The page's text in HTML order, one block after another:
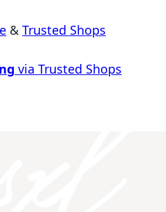
& Trusted Shops
via Trusted Shops